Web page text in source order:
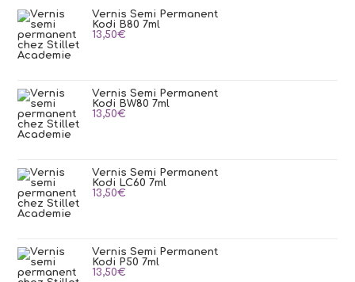
Vernis Semi Permanent
Kodi B80 7ml
13,50€
Vernis Semi Permanent
Kodi BW80 7ml
13,50€
Vernis Semi Permanent
Kodi LC60 7ml
13,50€
Vernis Semi Permanent
Kodi P50 7ml
13,50€